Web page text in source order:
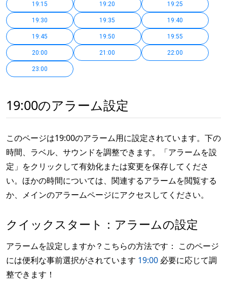
19:15 19:20 19:25
19:30 19:35 19:40
19:45 19:50 19:55
20:00 21:00 22:00
23:00
19:00のアラーム設定
このページは19:00のアラーム用に設定されています。下の
時間、ラベル、サウンドを調整できます。「アラームを設
定」をクリックして有効化または変更を保存してくださ
い。ほかの時間については、関連するアラームを閲覧する
か、メインのアラームページにアクセスしてください。
クイックスタート：アラームの設定
アラームを設定しますか？こちらの方法です： このページ
には便利な事前選択がされています 19:00 必要に応じて調
整できます！